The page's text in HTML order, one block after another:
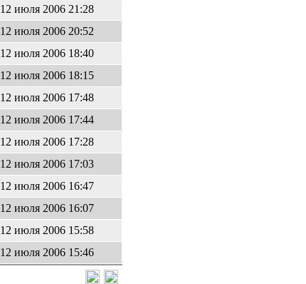
12 июля 2006 21:28
12 июля 2006 20:52
12 июля 2006 18:40
12 июля 2006 18:15
12 июля 2006 17:48
12 июля 2006 17:44
12 июля 2006 17:28
12 июля 2006 17:03
12 июля 2006 16:47
12 июля 2006 16:07
12 июля 2006 15:58
12 июля 2006 15:46